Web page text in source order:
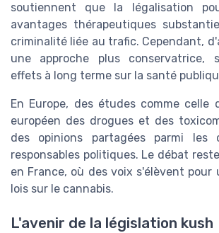
soutiennent que la légalisation
avantages thérapeutiques
criminalité liée au trafic. Cependant,
une approche plus conservatrice,
effets à long terme sur la santé
En Europe, des études comme celle
européen des drogues et des
des opinions partagées parmi les
responsables politiques. Le débat
en France, où des voix s'élèvent pour
lois sur le cannabis.
L'avenir de la législation kush